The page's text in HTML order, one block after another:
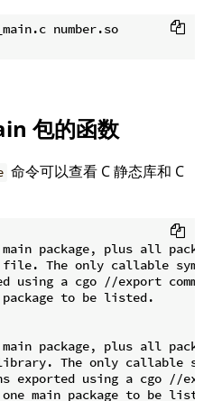
number.so
包的函数
命令可以查看 C 静态库和 C
package, plus all
The only callable
using a cgo //export
to be listed.
package, plus all
The only callable
exported using a cgo //